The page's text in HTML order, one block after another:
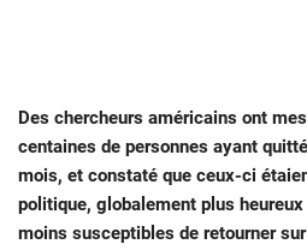
Des chercheurs américains ont
centaines de personnes ayant
mois, et constaté que ceux-ci
politique, globalement plus
moins susceptibles de retourner